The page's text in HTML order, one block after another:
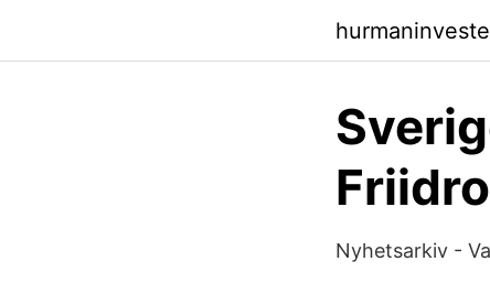
Nyhetsarkiv -